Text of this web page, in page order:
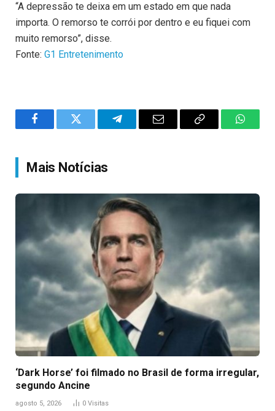
“A depressão te deixa em um estado em que nada
importa. O remorso te corrói por dentro e eu fiquei com
muito remorso”, disse.
Fonte: G1 Entretenimento
FacebookTwitter TelegramEmail
Copy
Mais Notícias
‘Dark Horse’ foi filmado no Brasil de forma irregular,
segundo Ancine
agosto 5, 2026 0 Visitas